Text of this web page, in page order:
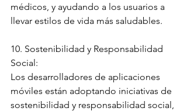
médicos, y ayudando a los usuarios a
llevar estilos de vida más saludables.
10. Sostenibilidad y Responsabilidad
Social:
Los desarrolladores de aplicaciones
móviles están adoptando iniciativas de
sostenibilidad y responsabilidad social,